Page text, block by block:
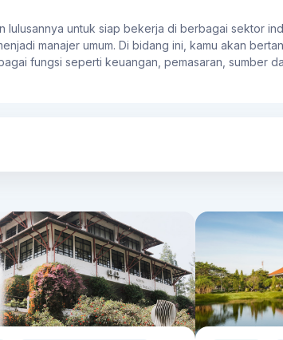
lulusannya untuk siap bekerja di berbagai sektor
manajer umum. Di bidang ini, kamu akan
fungsi seperti keuangan, pemasaran, sumber
Kalau kamu ada
wirausaha. Kamu bisa membangun dan mengelola